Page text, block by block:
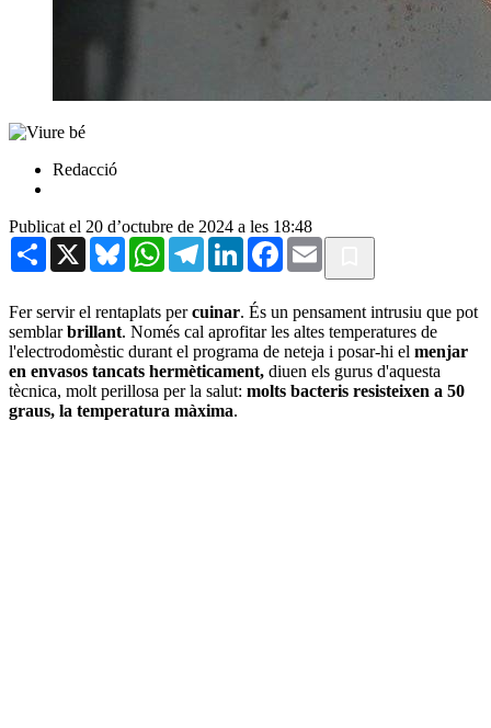
Redacció
Publicat el 20 d’octubre de 2024 a les 18:48
Share X BlueskyWhatsAppTelegramLinkedInFacebook
Email
Fer servir el rentaplats percuinar. És un pensament intrusiu que pot
semblarbrillant. Només cal aprofitar les altes temperatures de
l'electrodomèstic durant el programa de neteja i posar-hi el menjar
en envasos tancats hermèticament, diuen els gurus d'aquesta
tècnica, molt perillosa per la salut: molts bacteris resisteixen a 50
graus, la temperatura màxima.